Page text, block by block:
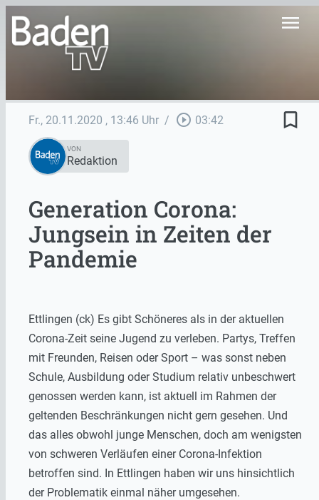
menu
Fr., 20.11.2020 , 13:46 Uhr / play_circle_outline 03:42 bookmark_border
VON
Redaktion
Generation Corona:
Jungsein in Zeiten der
Pandemie
Ettlingen (ck) Es gibt Schöneres als in der aktuellen
Corona-Zeit seine Jugend zu verleben. Partys, Treffen
mit Freunden, Reisen oder Sport – was sonst neben
Schule, Ausbildung oder Studium relativ unbeschwert
genossen werden kann, ist aktuell im Rahmen der
geltenden Beschränkungen nicht gern gesehen. Und
das alles obwohl junge Menschen, doch am wenigsten
von schweren Verläufen einer Corona-Infektion
betroffen sind. In Ettlingen haben wir uns hinsichtlich
der Problematik einmal näher umgesehen.